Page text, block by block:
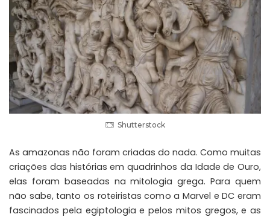
Shutterstock
As amazonas não foram criadas do nada. Como muitas
criações das histórias em quadrinhos da Idade de Ouro,
elas foram baseadas na mitologia grega. Para quem
não sabe, tanto os roteiristas como a Marvel e DC eram
fascinados pela egiptologia e pelos mitos gregos, e as